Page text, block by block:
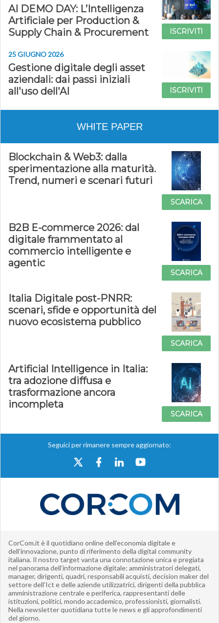
AI DEMO DAY: L’Intelligenza
Artificiale per Production &
Supply Chain & Procurement
ISCRIVITI
25 GIUGNO 2026
Gestione digitale degli asset
aziendali: dai passi iniziali
all'uso dell'AI
ISCRIVITI
WHITE PAPER
Blockchain & Web3: dalla
sperimentazione alla maturità.
Trend, numeri e scenari futuri
SCARICA
B2B E-commerce 2026: dal
digitale frammentato al
commercio intelligente e
agentic
SCARICA
Italia Digitale post-PNRR:
scenari, sfide e opportunità del
nuovo ecosistema pubblico
SCARICA
Artificial Intelligence in Italia:
tra adozione diffusa e
trasformazione ancora
incompleta
SCARICA
Seguici per rimanere sempre aggiornato:
CorCom.it è il quotidiano online dell’economia digitale e
dell’innovazione, punto di riferimento della digital community
italiana. Il nostro target vanta una connotazione unica e pregiata
nel panorama dell’informazione digitale: amministratori delegati,
manager, dirigenti, quadri, responsabili acquisti, decision maker del
settore dell’Ict e delle aziende utilizzatrici, dirigenti della pubblica
amministrazione centrale e periferica, rappresentanti delle
istituzioni, politici, mondo accademico, professionisti, giornalisti.
Nella newsletter quotidiana tutte le news e gli approfondimenti
del giorno.